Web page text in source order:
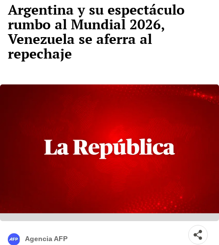
Argentina y su espectáculo
rumbo al Mundial 2026,
Venezuela se aferra al
repechaje
Agencia AFP